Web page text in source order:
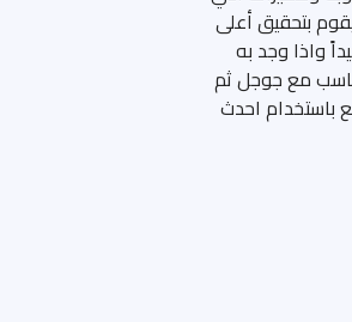
بتحقيق أعلى
واذا وجد به
مع جوجل ثم
باستخدام احدث